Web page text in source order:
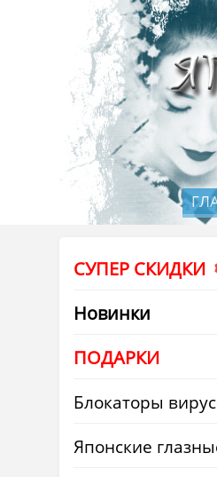
СУПЕР СКИДКИ
Новинки
ПОДАРКИ
Блокаторы
Японские